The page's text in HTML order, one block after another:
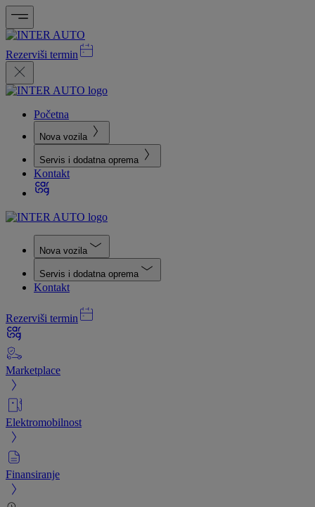
Rezerviši termin
Početna
Nova vozila
Servis i dodatna oprema
Kontakt
Nova vozila
Servis i dodatna oprema
Kontakt
Rezerviši termin
Marketplace
Elektromobilnost
Finansiranje